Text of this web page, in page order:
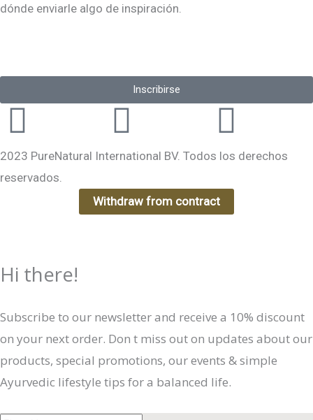
dónde enviarle algo de inspiración.
Inscribirse
InstagramFacebook-
f
2023 PureNatural International BV. Todos los derechos
reservados.
Withdraw from contract
Hi there!
Subscribe to our newsletter and receive a 10% discount
on your next order. Don t miss out on updates about our
products, special promotions, our events & simple
Ayurvedic lifestyle tips for a balanced life.